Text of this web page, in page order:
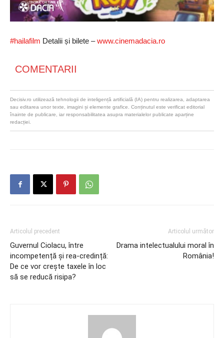
#hailafilm Detalii și bilete –www.cinemadacia.ro
COMENTARII
Decisiv.ro utilizează tehnologii de inteligență artificială (IA) pentru realizarea, adaptarea
sau editarea unor texte, imagini și elemente grafice. Conținutul este verificat editorial
înainte de publicare, iar responsabilitatea asupra materialelor publicate aparține
redacției.
Articolul precedent
Guvernul Ciolacu, între
incompetență și rea-credință:
De ce vor crește taxele în loc
să se reducă risipa?
Articolul următor
Drama intelectualului moral în
România!